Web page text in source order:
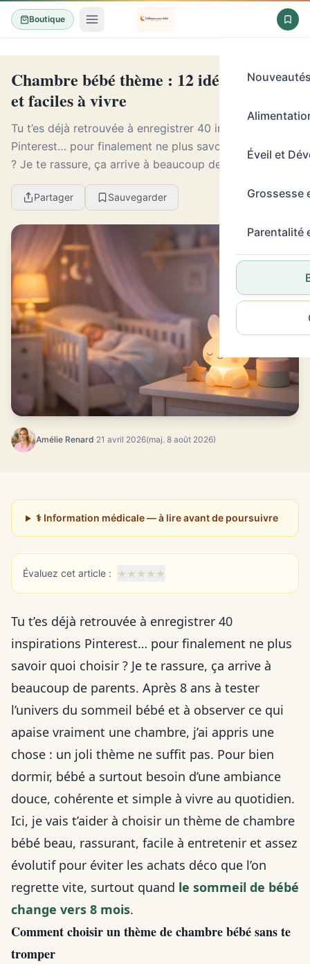
Boutique
Éveil et
Grossesse
Parentalité
Chambre bébé thème : 12 idées douces
et faciles à vivre
Tu t’es déjà retrouvée à enregistrer 40 inspirations
Pinterest… pour finalement ne plus savoir quoi choisir
? Je te rassure, ça arrive à beaucoup de parents.
Après 8 ans à tester l’univers du sommeil ...
Partager Sauvegarder
Amélie Renard·21 avril 2026(maj. 8 août 2026)
⚕️ Information médicale — à lire avant de poursuivre
Évaluez cet article : ★★★★★
Tu t’es déjà retrouvée à enregistrer 40
inspirations Pinterest… pour finalement ne plus
savoir quoi choisir ? Je te rassure, ça arrive à
beaucoup de parents. Après 8 ans à tester
l’univers du sommeil bébé et à observer ce qui
apaise vraiment une chambre, j’ai appris une
chose : un joli thème ne suffit pas. Pour bien
dormir, bébé a surtout besoin d’une ambiance
douce, cohérente et simple à vivre au quotidien.
Ici, je vais t’aider à choisir un thème de chambre
bébé beau, rassurant, facile à entretenir et assez
évolutif pour éviter les achats déco que l’on
regrette vite, surtout quand le sommeil de bébé
change vers 8 mois.
Comment choisir un thème de chambre bébé sans te
tromper